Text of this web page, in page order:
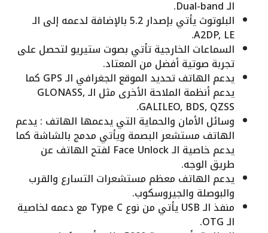
الـ Dual-band.
البلوتوث يأتي بإصدار 5.2 بالإضافة لدعمه إلى الـ
A2DP, LE.
السماعات الخارجية تأتي بصوت ستيريو لتحصل على
تجربة صوتية أفضل من المعتاد.
يدعم الهاتف تحديد الموقع الجغرافي الـ GPS كما
يدعم أنظمة الملاحة الأخرى مثل الـ GLONASS,
GALILEO, BDS, QZSS.
وسائل الأمان والحماية التي يدعمها الهاتف : يدعم
الهاتف مستشعر البصمة ويأتي مدمج بالشاشة كما
يدعم خاصية الـ Face Unlock لفتح الهاتف عن
طريق الوجه.
يدعم الهاتف معظم مستشعرات التسارع والقرب
والبوصلة والجيروسكوب.
منفذ الـ USB يأتي من نوع Type C مع دعمه لخاصية
الـ OTG.